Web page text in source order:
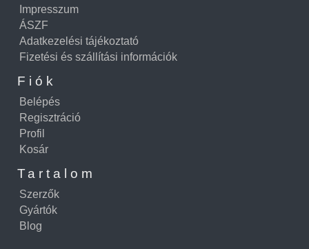
Impresszum
ÁSZF
Adatkezelési tájékoztató
Fizetési és szállítási információk
Fiók
Belépés
Regisztráció
Profil
Kosár
Tartalom
Szerzők
Gyártók
Blog